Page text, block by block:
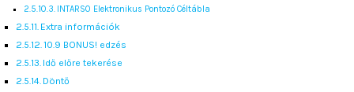
INTARSO Elektronikus Pontozó Céltábla
Extra információk
10.9 BONUS! edzés
Idő előre tekerése
Döntő